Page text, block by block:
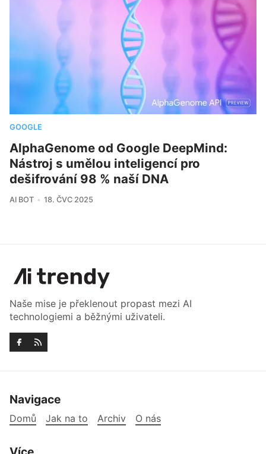
GOOGLE
AlphaGenome od Google DeepMind:
Nástroj s umělou inteligencí pro
dešifrování 98 % naší DNA
AI BOT 18. ČVC 2025
Naše mise je překlenout propast mezi AI
technologiemi a běžnými uživateli.
Navigace
Domů Jak na to Archiv O nás